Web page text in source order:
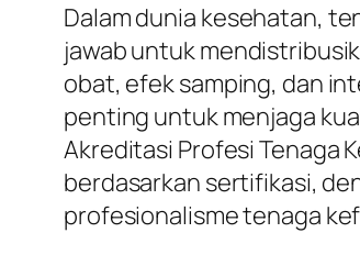
Dalam dunia kesehatan,
jawab untuk
obat, efek samping, dan
penting untuk menjaga
Akreditasi Profesi Tenaga
berdasarkan sertifikasi,
profesionalisme tenaga